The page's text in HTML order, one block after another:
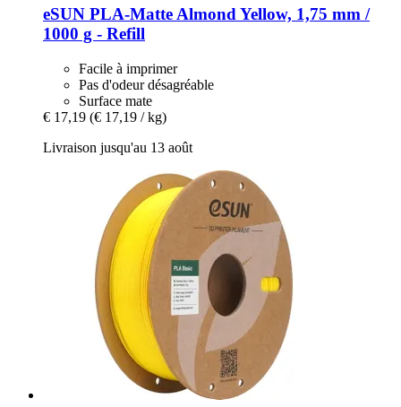
eSUN PLA-​Matte Almond Yellow, 1,75 mm /
1000 g -​ Refill
Facile à imprimer
Pas d'odeur désagréable
Surface mate
€ 17,19 (€ 17,19 / kg)
Livraison jusqu'au 13 août